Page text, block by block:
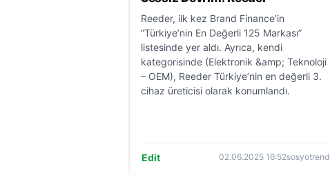
Reeder, ilk kez Brand Finance’in
“Türkiye’nin En Değerli 125 Markası”
listesinde yer aldı. Ayrıca, kendi
kategorisinde (Elektronik &amp; Teknoloji
– OEM), Reeder Türkiye’nin en değerli 3.
cihaz üreticisi olarak konumlandı.
Edit 02.06.2025 16:52sosyotrend